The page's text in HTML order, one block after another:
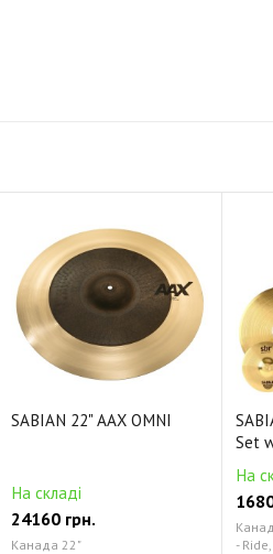
SABIAN 22" AAX OMNI
На складі
24160 грн.
Канада 22"
Set
На
-